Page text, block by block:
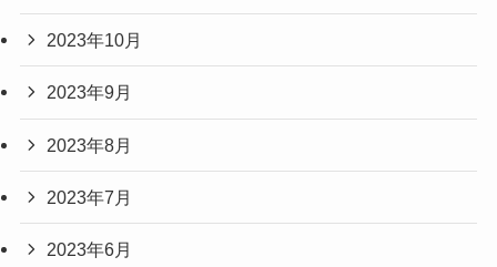
2023年10月
2023年9月
2023年8月
2023年7月
2023年6月